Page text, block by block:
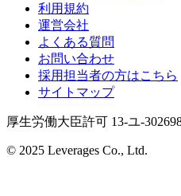
利用規約
運営会社
よくある質問
お問い合わせ
採用担当者の方はこちら
サイトマップ
厚生労働大臣許可 13-ユ-
© 2025 Leverages Co., Ltd.